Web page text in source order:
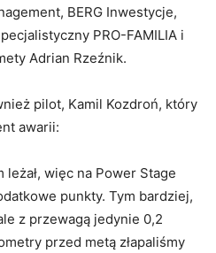
BERG Inwestycje,
PRO-FAMILIA i
Adrian Rzeźnik.
pilot, Kamil Kozdroń, który
awarii:
leżał, więc na Power Stage
punkty. Tym bardziej,
z przewagą jedynie 0,2
przed metą złapaliśmy